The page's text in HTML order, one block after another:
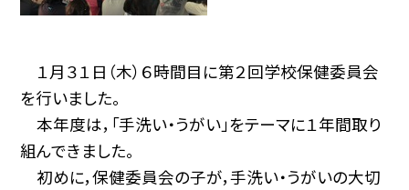
１月３１日（木）６時間目に第２回学校保健委員会
を行いました。
本年度は，「手洗い・うがい」をテーマに１年間取り
組んできました。
初めに，保健委員会の子が，手洗い・うがいの大切